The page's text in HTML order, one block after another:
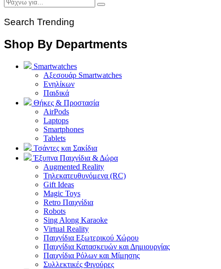
Search Trending
Shop By Departments
Smartwatches
Αξεσουάρ Smartwatches
Ενηλίκων
Παιδικά
Θήκες & Προστασία
AirPods
Laptops
Smartphones
Tablets
Τσάντες και Σακίδια
Έξυπνα Παιχνίδια & Δώρα
Augmented Reality
Τηλεκατευθυνόμενα (RC)
Gift Ideas
Magic Toys
Retro Παιχνίδια
Robots
Sing Along Karaoke
Virtual Reality
Παιχνίδια Εξωτερικού Χώρου
Παιχνίδια Κατασκευών και Δημιουργίας
Παιχνίδια Ρόλων και Μίμησης
Συλλεκτικές Φιγούρες